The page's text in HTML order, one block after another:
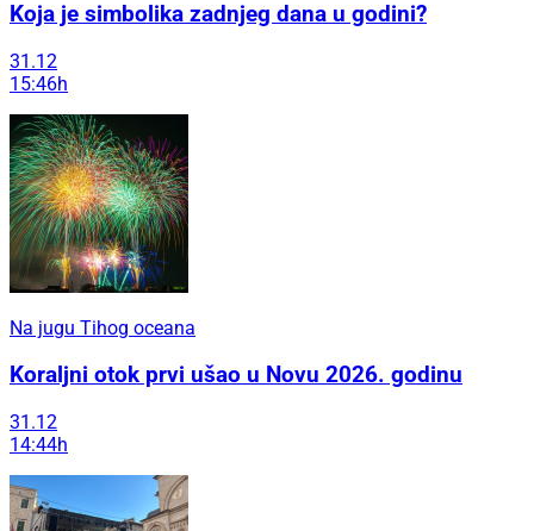
Koja je simbolika zadnjeg dana u godini?
31.12
15:46h
Na jugu Tihog oceana
Koraljni otok prvi ušao u Novu 2026. godinu
31.12
14:44h